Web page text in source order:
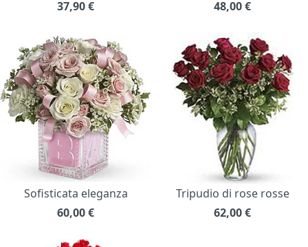
37,90€ 48,00€
Sofisticata eleganza
60,00€
Tripudio di rose rosse
62,00€